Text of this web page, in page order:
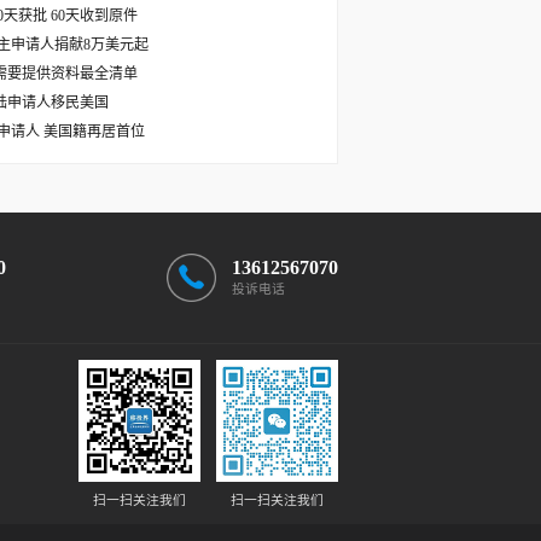
获批 60天收到原件
申请人捐献8万美元起
要提供资料最全清单
申请人移民美国
请人 美国籍再居首位
13612567070
投诉电话
扫一扫关注我们 扫一扫关注我们